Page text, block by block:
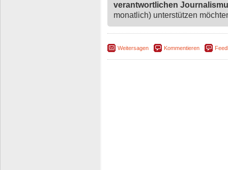
verantwortlichen
monatlich) unterstützen
Weitersagen Kommentieren